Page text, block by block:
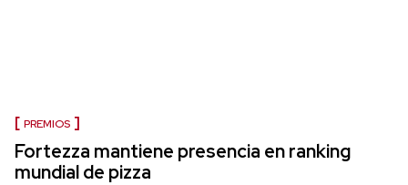
PREMIOS
Fortezza mantiene presencia en ranking
mundial de pizza